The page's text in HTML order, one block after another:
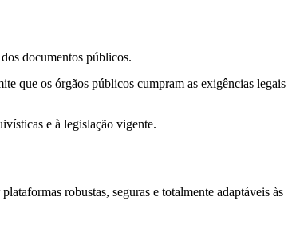
documentos públicos.
que os órgãos públicos cumpram as exigências legais
e à legislação vigente.
robustas, seguras e totalmente adaptáveis às